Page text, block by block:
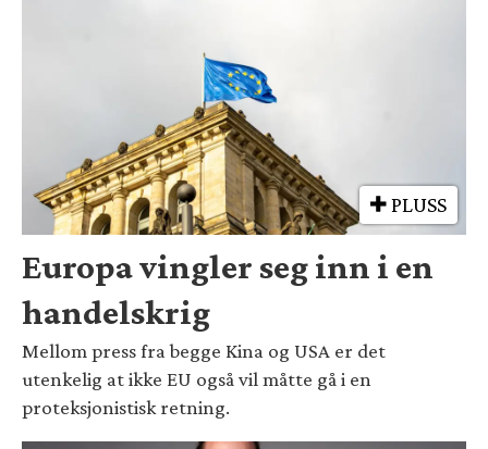
PLUSS
Europa vingler seg inn i en
handelskrig
Mellom press fra begge Kina og USA er det
utenkelig at ikke EU også vil måtte gå i en
proteksjonistisk retning.